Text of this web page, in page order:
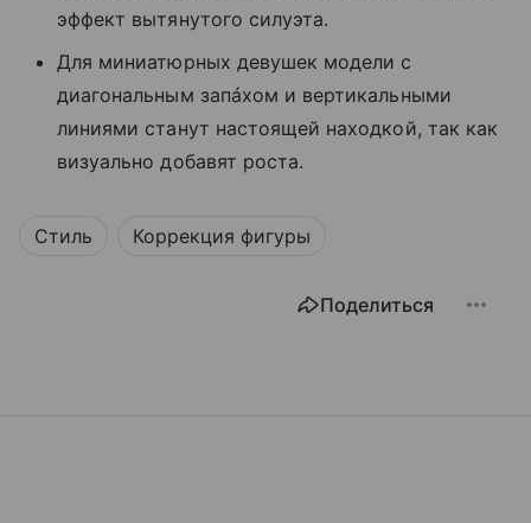
эффект вытянутого силуэта.
Для миниатюрных девушек модели с
диагональным запáхом и вертикальными
линиями станут настоящей находкой, так как
визуально добавят роста.
Стиль Коррекция фигуры
Поделиться